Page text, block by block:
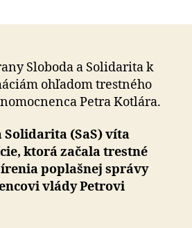
Petra
Kotlára
zmysel
trestné
Sloboda a Solidarita k
ohľadom trestného
Petra Kotlára.
Solidarita (SaS) víta
ktorá začala trestné
poplašnej správy
vlády Petrovi